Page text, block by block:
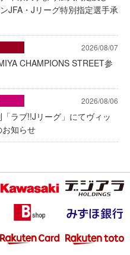
JFA・Jリーグ特別指定選手承
2026/08/07
CHAMPIONS STREET参
2026/08/06
ラブ!!Jリーグ」にてヴィッ
知らせ